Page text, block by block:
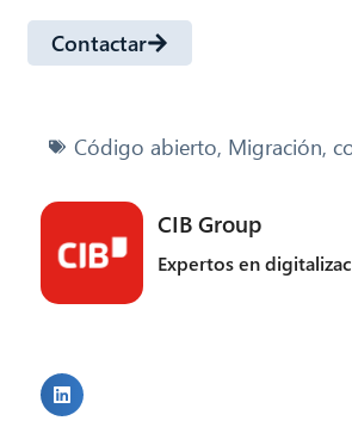
Contactar
Código abierto, Migración,
CIB Group
Expertos en